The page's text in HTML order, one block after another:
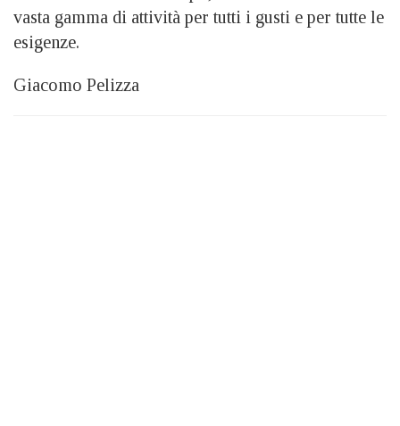
vasta gamma di attività per tutti i gusti e per tutte le
esigenze.
Giacomo Pelizza